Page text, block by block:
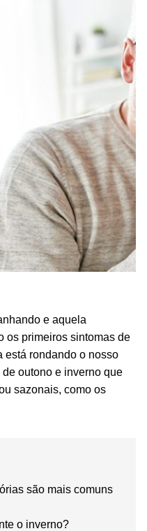
e aquela
os primeiros sintomas de
está rondando o nosso
outono e inverno que
sazonais, como os
são mais comuns
o inverno?